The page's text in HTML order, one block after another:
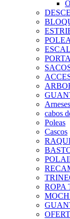
Arneses
cabos
Poleas
Cascos
ROPA